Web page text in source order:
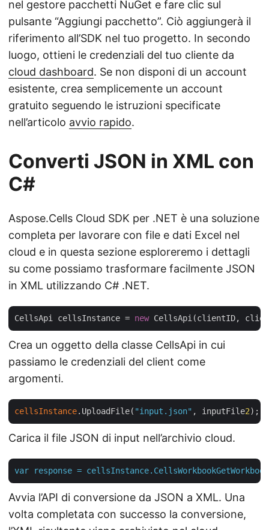
nel gestore pacchetti NuGet e fare clic sul
pulsante “Aggiungi pacchetto”. Ciò aggiungerà il
riferimento all’SDK nel tuo progetto. In secondo
luogo, ottieni le credenziali del tuo cliente da
cloud dashboard. Se non disponi di un account
esistente, crea semplicemente un account
gratuito seguendo le istruzioni specificate
nell’articolo avvio rapido.
Converti JSON in XML con
C#
Aspose.Cells Cloud SDK per .NET è una soluzione
completa per lavorare con file e dati Excel nel
cloud e in questa sezione esploreremo i dettagli
su come possiamo trasformare facilmente JSON
in XML utilizzando C# .NET.
CellsApi cellsInstance = new
Crea un oggetto della classe CellsApi in cui
passiamo le credenziali del client come
argomenti.
cellsInstance.UploadFile( "input.json" , inputFile2
Carica il file JSON di input nell’archivio cloud.
var response =
Avvia l’API di conversione da JSON a XML. Una
volta completata con successo la conversione,